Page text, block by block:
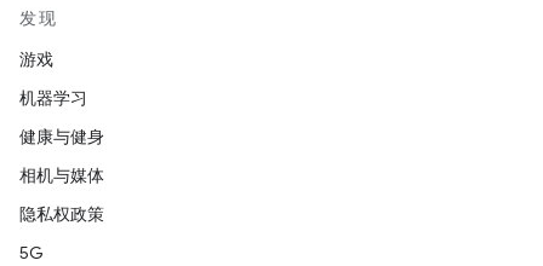
发现
游戏
机器学习
健康与健身
相机与媒体
隐私权政策
5G